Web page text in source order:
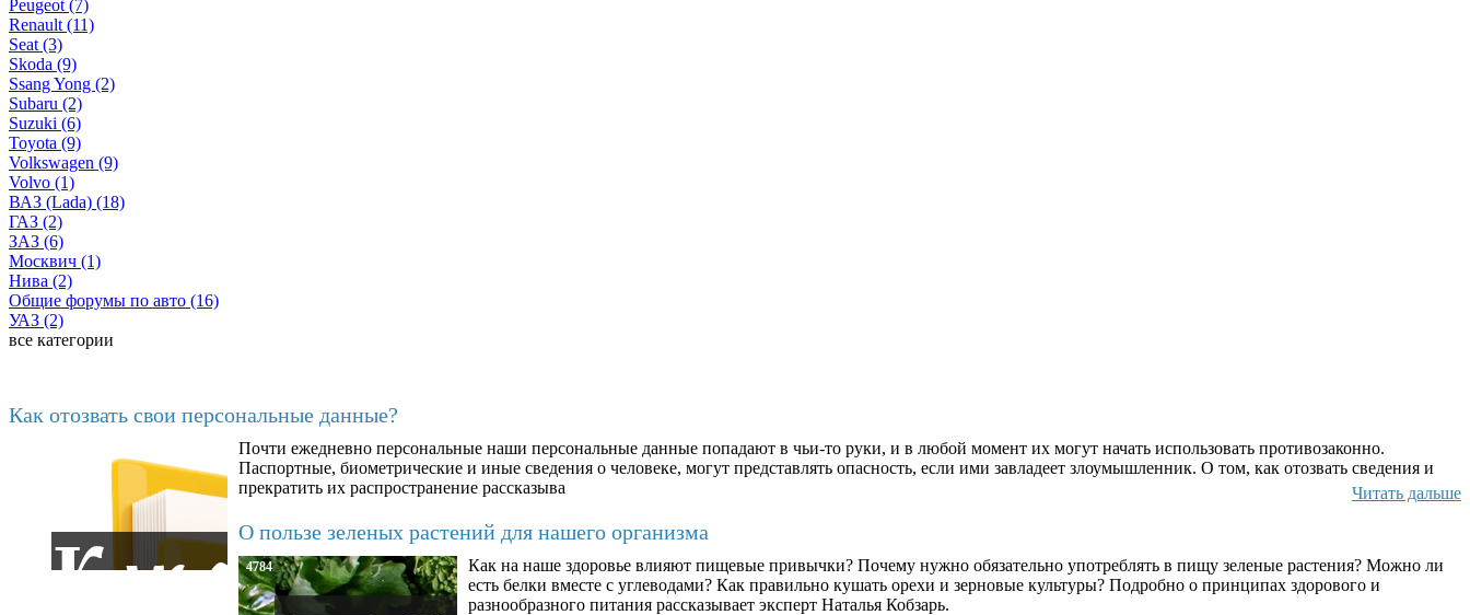
Peugeot (7)
Renault (11)
Seat (3)
Skoda (9)
Ssang Yong (2)
Subaru (2)
Suzuki (6)
Toyota (9)
Volkswagen (9)
Volvo (1)
ВАЗ (Lada) (18)
ГАЗ (2)
ЗАЗ (6)
Москвич (1)
Нива (2)
Общие форумы по авто (16)
УАЗ (2)
все категории
Как отозвать свои персональные данные?
Почти ежедневно персональные наши персональные данные попадают в чьи-то руки, и в любой момент их могут начать использовать противозаконно.
Паспортные, биометрические и иные сведения о человеке, могут представлять опасность, если ими завладеет злоумышленник. О том, как отозвать сведения и
прекратить их распространение рассказыва
Читать дальше
О пользе зеленых растений для нашего организма
4784
Как на наше здоровье влияют пищевые привычки? Почему нужно обязательно употреблять в пищу зеленые растения? Можно ли
есть белки вместе с углеводами? Как правильно кушать орехи и зерновые культуры? Подробно о принципах здорового и
разнообразного питания рассказывает эксперт Наталья Кобзарь.